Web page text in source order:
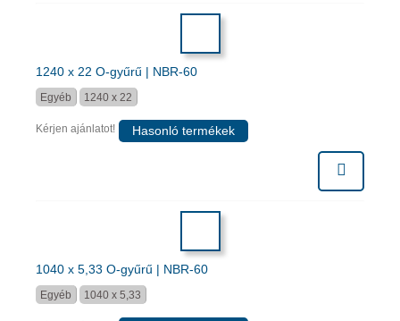
1240 x 22 O-gyűrű | NBR-60
Egyéb 1240 x 22
Kérjen ajánlatot! Hasonló termékek
1040 x 5,33 O-gyűrű | NBR-60
Egyéb 1040 x 5,33